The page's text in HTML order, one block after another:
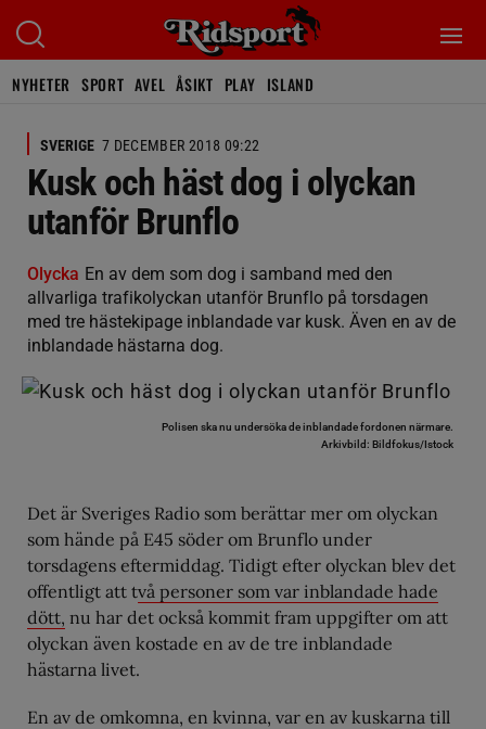
NYHETER SPORT AVEL ÅSIKT PLAY ISLAND
SVERIGE 7 DECEMBER 2018 09:22
Kusk och häst dog i olyckan
utanför Brunflo
Olycka En av dem som dog i samband med den
allvarliga trafikolyckan utanför Brunflo på torsdagen
med tre hästekipage inblandade var kusk. Även en av de
inblandade hästarna dog.
Polisen ska nu undersöka de inblandade fordonen närmare.
Arkivbild: Bildfokus/Istock
Det är Sveriges Radio som berättar mer om olyckan
som hände på E45 söder om Brunflo under
torsdagens eftermiddag. Tidigt efter olyckan blev det
offentligt att två personer som var inblandade hade
dött, nu har det också kommit fram uppgifter om att
olyckan även kostade en av de tre inblandade
hästarna livet.
En av de omkomna, en kvinna, var en av kuskarna till